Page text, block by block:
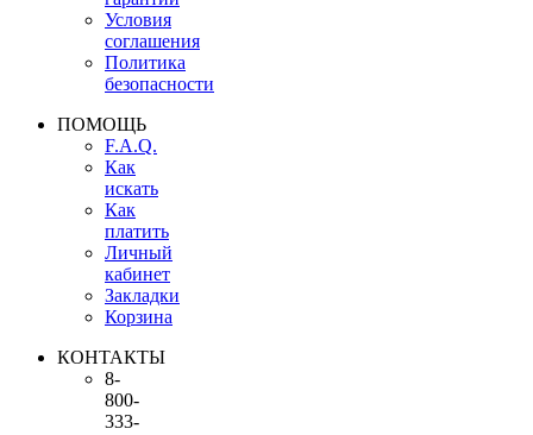
Условия
соглашения
Политика
безопасности
ПОМОЩЬ
F.A.Q.
Как
искать
Как
платить
Личный
кабинет
Закладки
Корзина
КОНТАКТЫ
8-
800-
333-